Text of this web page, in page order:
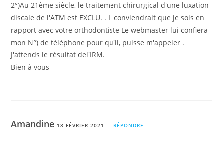
2°)Au 21ème siècle, le traitement chirurgical d'une luxation
discale de l'ATM est EXCLU. . Il conviendrait que je sois en
rapport avec votre orthodontiste Le webmaster lui confiera
mon N°) de téléphone pour qu'il, puisse m'appeler .
J'attends le résultat del'IRM.
Bien à vous
Amandine 18 FÉVRIER 2021 RÉPONDRE